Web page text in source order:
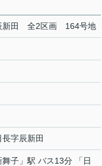
新田 全2区画 164号地
長字辰新田
舞子 」駅 バス13分 「日